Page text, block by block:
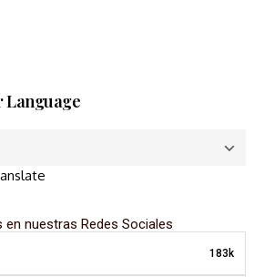
Language
en nuestras Redes Sociales
183k